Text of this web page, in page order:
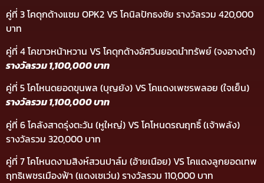
คู่ที่ 3 โคดุกด้างแซม OPK2 VS โคนิลปักธงชัย รางวัลรวม 420,000
บาท
คู่ที่ 4 โคขาวหน้าหวาน VS โคดุกด้างอัศวินยอดนำทรัพย์ (จงอางดำ)
รางวัลรวม 1,100,000 บาท
คู่ที่ 5 โคโหนดยอดขุนพล (บุญยัง) VS โคแดงเพชรพลอย (ใจเย็น)
รางวัลรวม 1,100,000 บาท
คู่ที่ 6 โคลังสาดรุ่งตะวัน (หูใหญ่) VS โคโหนดรณฤทธิ์ (เจ้าพลัง)
รางวัลรวม 320,000 บาท
คู่ที่ 7 โคโหนดงามสิงห์สวนปาล์ม (อ้ายเนือย) VS โคแดงลูกยอดเทพ
ฤทธิเพชรเมืองฟ้า (แดงเซเว่น) รางวัลรวม 110,000 บาท